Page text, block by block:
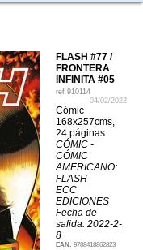
FLASH #77 /
FRONTERA
INFINITA #05
ref 910114
04/02/2022
Cómic
168x257cms,
24 páginas
CÓMIC -
CÓMIC
AMERICANO:
FLASH
ECC
EDICIONES
Fecha de
salida: 2022-2-
8
EAN: 9788418862823